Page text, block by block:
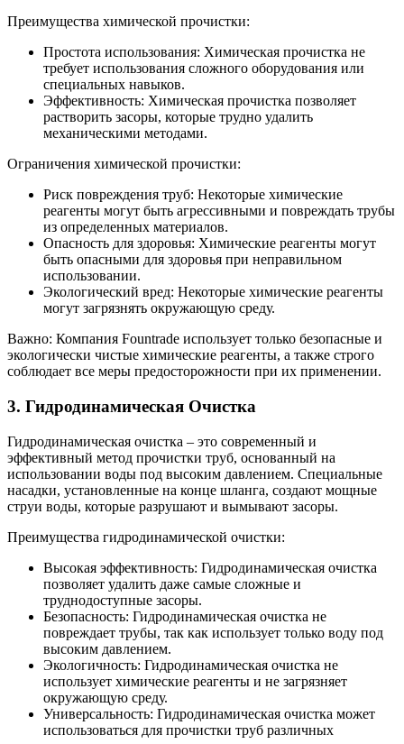
Преимущества химической прочистки:
Простота использования: Химическая прочистка не
требует использования сложного оборудования или
специальных навыков.
Эффективность: Химическая прочистка позволяет
растворить засоры, которые трудно удалить
механическими методами.
Ограничения химической прочистки:
Риск повреждения труб: Некоторые химические
реагенты могут быть агрессивными и повреждать трубы
из определенных материалов.
Опасность для здоровья: Химические реагенты могут
быть опасными для здоровья при неправильном
использовании.
Экологический вред: Некоторые химические реагенты
могут загрязнять окружающую среду.
Важно: Компания Fountrade использует только безопасные и
экологически чистые химические реагенты, а также строго
соблюдает все меры предосторожности при их применении.
3. Гидродинамическая Очистка
Гидродинамическая очистка – это современный и
эффективный метод прочистки труб, основанный на
использовании воды под высоким давлением. Специальные
насадки, установленные на конце шланга, создают мощные
струи воды, которые разрушают и вымывают засоры.
Преимущества гидродинамической очистки:
Высокая эффективность: Гидродинамическая очистка
позволяет удалить даже самые сложные и
труднодоступные засоры.
Безопасность: Гидродинамическая очистка не
повреждает трубы, так как использует только воду под
высоким давлением.
Экологичность: Гидродинамическая очистка не
использует химические реагенты и не загрязняет
окружающую среду.
Универсальность: Гидродинамическая очистка может
использоваться для прочистки труб различных